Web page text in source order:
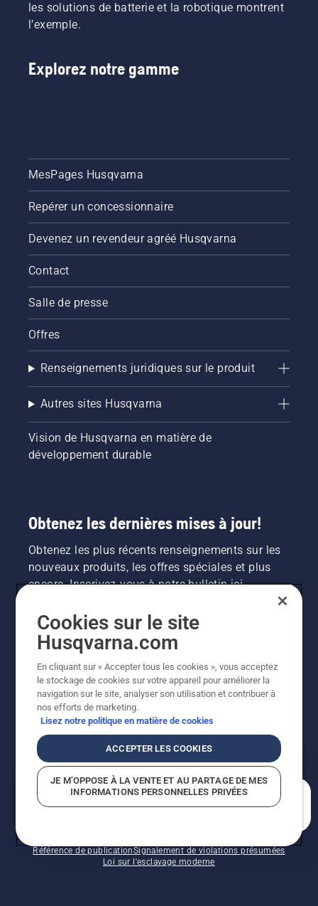
les solutions de batterie et la robotique montrent
l’exemple.
Explorez notre gamme
MesPages Husqvarna
Repérer un concessionnaire
Devenez un revendeur agréé Husqvarna
Contact
Salle de presse
Offres
Renseignements juridiques sur le produit
Autres sites Husqvarna
Vision de Husqvarna en matière de
développement durable
Obtenez les dernières mises à jour!
Obtenez les plus récents renseignements sur les
nouveaux produits, les offres spéciales et plus
encore. Inscrivez-vous à notre bulletin ici.
INSCRIPTION À LA NEWSLETTER
©2026 Husqvarna AB (publ.). En raison de
l'amélioration continue, le produit peut légèrement
varier par rapport aux images, mais la fonctionnalité de
Référence de publicationSignalement de violations présumées
Loi sur l'esclavage moderne
Cookies sur le site
Husqvarna.com
En cliquant sur « Accepter tous les cookies », vous acceptez
le stockage de cookies sur votre appareil pour améliorer la
navigation sur le site, analyser son utilisation et contribuer à
nos efforts de marketing.
Lisez notre politique en matière de cookies
ACCEPTER LES COOKIES
JE M’OPPOSE À LA VENTE ET AU PARTAGE DE MES
INFORMATIONS PERSONNELLES PRIVÉES
En quoi pouvons-nous vous aider?